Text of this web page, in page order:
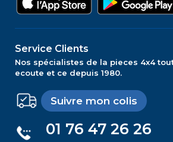
Service Clients
Nos spécialistes de la pieces 4x4
ecoute et ce depuis 1980.
Suivre mon colis
01 76 47 26 26